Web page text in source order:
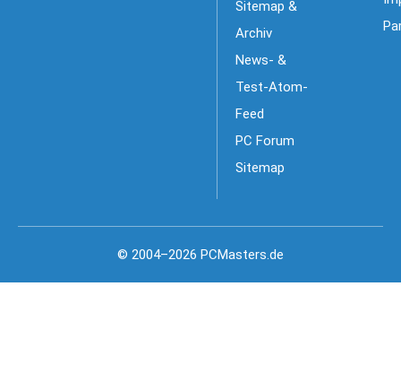
Sitemap &
Archiv
News- &
Test-Atom-
Feed
PC Forum
Sitemap
© 2004–2026 PCMasters.de